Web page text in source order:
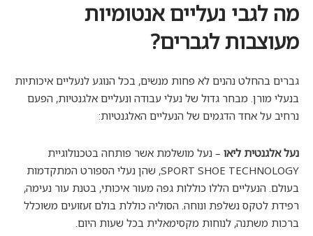
מה לגבי נעליים אנטומיות
מעוצבות לגברים?
גברים בהחלט נהנים לא פחות מנשים, בכל הנוגע לנעליים איכותיות
בנעלי מורן. מבחר גדול של נעלי עבודה ונעליים אלגנטיות, הפעם
נרחיב על אחד הדגמים של הנעליים האלגנטיות:
נעל אלגנטית ליאו – נעל מושלמת אשר פותחה בטכנולוגיית
SPORT SHOE TECHNOLOGY, שהן נעלי הספורט המתקדמות
בעולם. הנעליים הללו כוללות גפה מעור איכותי, בטנת עור נעימה,
רפידת לטקס נשלפת ונוחה. הסוליה כוללת בולם זעזועים משוכלל
ברכות משתנה, לנוחות מקסימאלית בכל שעות היום.